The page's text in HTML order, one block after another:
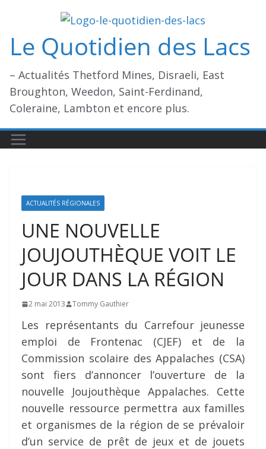
contenu
Le Quotidien des Lacs
– Actualités Thetford Mines, Disraeli, East
Broughton, Weedon, Saint-Ferdinand,
Coleraine, Lambton et encore plus.
ACTUALITÉS RÉGIONALES
UNE NOUVELLE
JOUJOUTHÈQUE VOIT LE
JOUR DANS LA RÉGION
2 mai 2013 Tommy Gauthier
Les représentants du Carrefour jeunesse
emploi de Frontenac (CJEF) et de la
Commission scolaire des Appalaches (CSA)
sont fiers d’annoncer l’ouverture de la
nouvelle Joujouthèque Appalaches. Cette
nouvelle ressource permettra aux familles
et organismes de la région de se prévaloir
d’un service de prêt de jeux et de jouets